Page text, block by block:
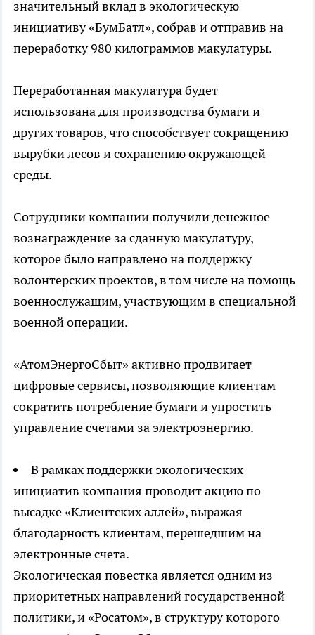
значительный вклад в экологическую
инициативу «БумБатл», собрав и отправив на
переработку 980 килограммов макулатуры.
Переработанная макулатура будет
использована для производства бумаги и
других товаров, что способствует сокращению
вырубки лесов и сохранению окружающей
среды.
Сотрудники компании получили денежное
вознаграждение за сданную макулатуру,
которое было направлено на поддержку
волонтерских проектов, в том числе на помощь
военнослужащим, участвующим в специальной
военной операции.
«АтомЭнергоСбыт» активно продвигает
цифровые сервисы, позволяющие клиентам
сократить потребление бумаги и упростить
управление счетами за электроэнергию.
В рамках поддержки экологических
инициатив компания проводит акцию по
высадке «Клиентских аллей», выражая
благодарность клиентам, перешедшим на
электронные счета.
Экологическая повестка является одним из
приоритетных направлений государственной
политики, и «Росатом», в структуру которого